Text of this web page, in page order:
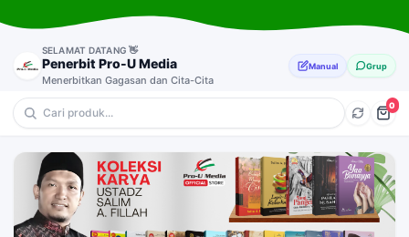
SELAMAT DATANG 👋
Penerbit Pro-U Media
Menerbitkan Gagasan dan Cita-Cita
Manual Grup
0
💎 Pernikahan & Keluarga 🔥 Anak-Anak ⭐ Muslimah
🎁 Motivasi